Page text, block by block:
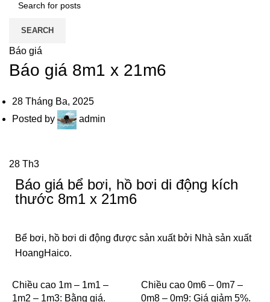
SEARCH
Báo giá
Báo giá 8m1 x 21m6
28 Tháng Ba, 2025
Posted by
admin
28 Th3
Báo giá bể bơi, hồ bơi di động kích
thước 8m1 x 21m6
Bể bơi, hồ bơi di động được sản xuất bởi Nhà sản xuất
HoangHaico.
Chiều cao 1m – 1m1 –
1m2 – 1m3: Bằng giá.
Chiều cao 0m6 – 0m7 –
0m8 – 0m9: Giá giảm 5%.